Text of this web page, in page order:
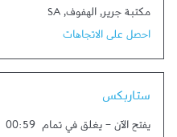
مكتبة جرير, الهفوف,
SA
احصل على الاتجاهات
ستاربكس
يفتح الآن - يغلق في تمام 00:59